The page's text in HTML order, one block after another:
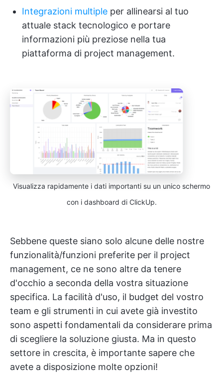
Integrazioni multiple per allinearsi al tuo
attuale stack tecnologico e portare
informazioni più preziose nella tua
piattaforma di project management.
Visualizza rapidamente i dati importanti su un unico schermo
con i dashboard di ClickUp.
Sebbene queste siano solo alcune delle nostre
funzionalità/funzioni preferite per il project
management, ce ne sono altre da tenere
d'occhio a seconda della vostra situazione
specifica. La facilità d'uso, il budget del vostro
team e gli strumenti in cui avete già investito
sono aspetti fondamentali da considerare prima
di scegliere la soluzione giusta. Ma in questo
settore in crescita, è importante sapere che
avete a disposizione molte opzioni!